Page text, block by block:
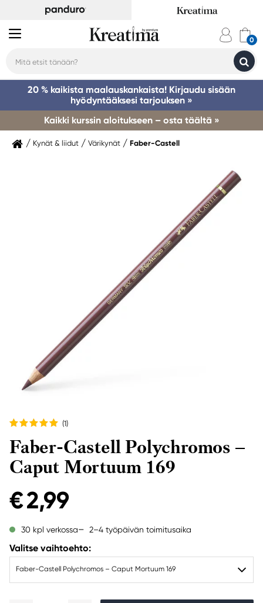
20 % kaikista maalauskankaista! Kirjaudu sisään
hyödyntääksesi tarjouksen »
Kaikki kurssin aloitukseen – osta täältä »
Kynät & liidut Värikynät Faber-Castell
(1)
Faber-Castell Polychromos –
Caput Mortuum 169
€ 2,99
30 kpl verkossa 2–4 työpäivän toimitusaika
Valitse vaihtoehto:
Faber-Castell Polychromos – Caput Mortuum 169